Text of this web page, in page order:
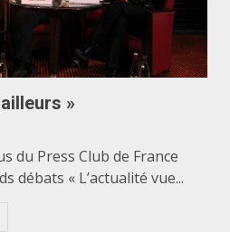
»
du Press Club de France
débats « L’actualité vue...